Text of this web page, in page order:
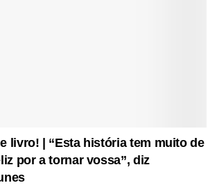
livro! | “Esta história tem muito de
por a tornar vossa”, diz